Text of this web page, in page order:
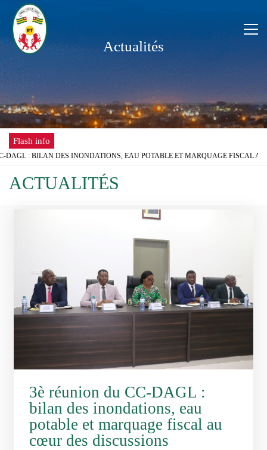
Actualités
Flash info
: BILAN DES INONDATIONS, EAU POTABLE ET MARQUAGE FISCAL AU
DÉSORMAIS D'UNE ANTENNE RÉGIONALE DE LA CHAMBRE DE
D’INONDATIONS DANS LE GRAND LOMÉ : L’ENTRÉE EN SCÈNE DU
D’INONDATION DANS LE GRAND LOMÉ : VERS UNE SYNERGIE D’ACTIONS
» : LE DAGL SUPPRIME UN DÉPOTOIR SAUVAGE DANS LA COMMUNE
III : DES ÉQUIPEMENTS SPORTIFS OFFERTS AUX COMMUNES DU GOLFE
ACTUALITÉS
3è réunion du CC-DAGL :
bilan des inondations, eau
potable et marquage fiscal au
cœur des discussions